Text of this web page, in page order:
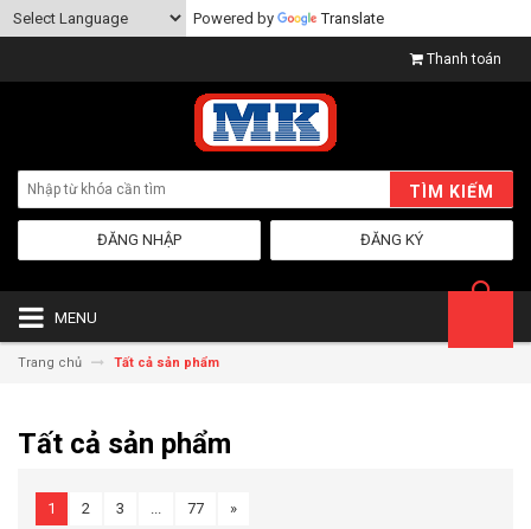
Powered by Translate
Thanh toán
TÌM KIẾM
ĐĂNG KÝ
ĐĂNG NHẬP
MENU
Trang chủ Tất cả sản phẩm
Tất cả sản phẩm
1 2 3 ... 77 »